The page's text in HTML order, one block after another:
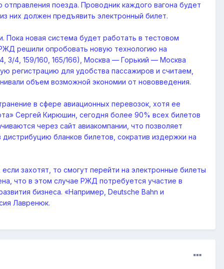
поезда. Проводник каждого вагона будет
них должен предъявить электронный билет.
Пока новая система будет работать в тестовом
решили опробовать новую технологию на
4, 159/160, 165/166), Москва — Горький — Москва
для удобства пассажиров и считаем,
объем возможной экономии от нововведения.
в сфере авиационных перевозок, хотя ее
Сергей Кирюшин, сегодня более 90% всех билетов
через сайт авиакомпании, что позволяет
бланков билетов, сократив издержки на
захотят, то смогут перейти на электронные билеты
что в этом случае РЖД потребуется участие в
бизнеса. «Например, Deutsche Bahn и
Лавренюк.